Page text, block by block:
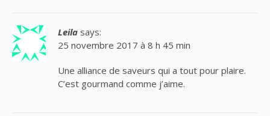
Leila says:
25 novembre 2017 à 8 h 45 min
Une alliance de saveurs qui a tout pour plaire.
C’est gourmand comme j’aime.